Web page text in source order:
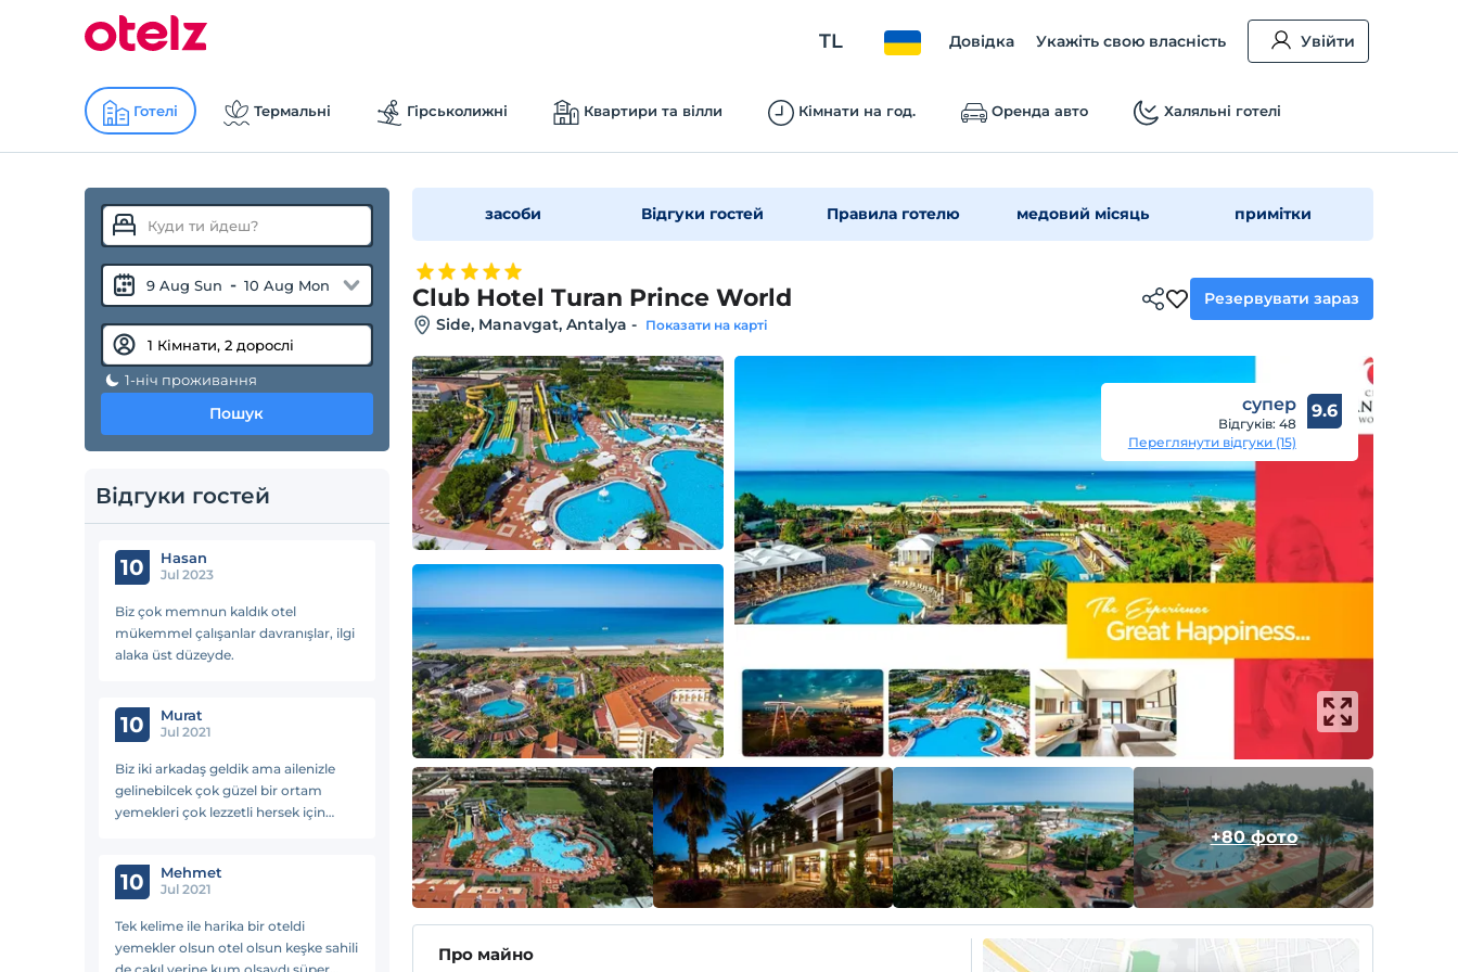
TL Довідка Укажіть свою власність Увійти
Готелі Термальні Гірськолижні Квартири та вілли Кімнати на год. Оренда авто Халяльні готелі
9 Aug Sun - 10 Aug Mon
1-ніч проживання
Пошук
Відгуки гостей
10 Hasan
Jul 2023
Biz çok memnun kaldık otel
mükemmel çalışanlar davranışlar, ilgi
alaka üst düzeyde.
10 Murat
Jul 2021
Biz iki arkadaş geldik ama ailenizle
gelinebilcek çok güzel bir ortam
yemekleri çok lezzetli hersek için
10 Mehmet
Jul 2021
Tek kelime ile harika bir oteldi
yemekler olsun otel olsun keşke sahili
засоби Відгуки гостей Правила готелю медовий місяць примітки
Club Hotel Turan Prince World
Side, Manavgat, Antalya - Показати на карті
Резервувати зараз
супер
Відгуків: 48
Переглянути відгуки (15)
9.6
+80 фото
Про майно